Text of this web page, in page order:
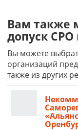
Вам также
допуск СРО
Вы можете
организаций
также из других